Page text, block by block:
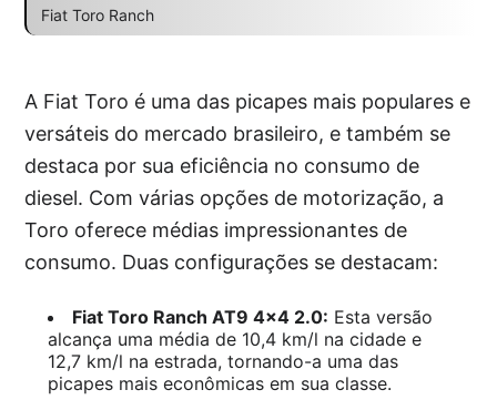
Fiat Toro Ranch
A Fiat Toro é uma das picapes mais populares e
versáteis do mercado brasileiro, e também se
destaca por sua eficiência no consumo de
diesel. Com várias opções de motorização, a
Toro oferece médias impressionantes de
consumo. Duas configurações se destacam:
Fiat Toro Ranch AT9 4×4 2.0: Esta versão
alcança uma média de 10,4 km/l na cidade e
12,7 km/l na estrada, tornando-a uma das
picapes mais econômicas em sua classe.